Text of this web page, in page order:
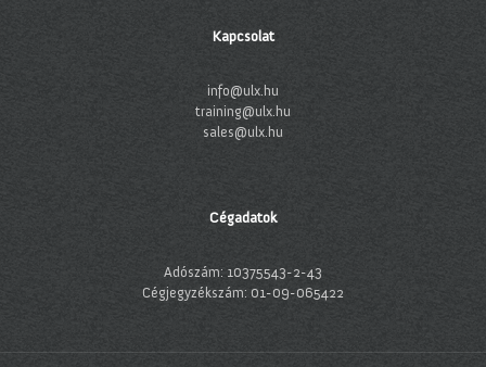
Kapcsolat
info@ulx.hu
training@ulx.hu
sales@ulx.hu
Cégadatok
Adószám: 10375543-2-43
Cégjegyzékszám: 01-09-065422